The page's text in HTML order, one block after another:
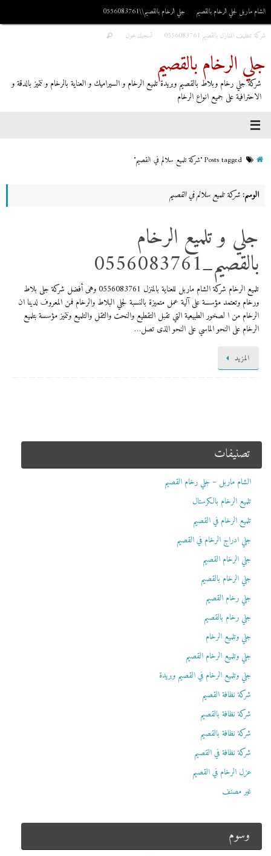
الشام ماربل لجلي الرخام بالقصيم
جلي الرخام بالقصيم\\0556083761
شركة تنظيف المنازل بالقصيم 0556083761
تسجيلدخول
جلي الرخام بالقصيم
شركة جلي رخام وبلاط بالقصيم وبريدة تلميع الرخام و السيراميك و العناية بالرخام و نتميز بالدقة و
الاحترافية على جميع انواع الرخام
Posts tagged "شركة تلميع سلالم في القصيم"
الوسم: شركة تلميع سلالم في القصيم
جلي و تلميع الرخام
بالقصيم_0556083761
تلميع الرخام شركة الشام ماربل للعناية بالمنزل 0556083761 وهى أفضل شركة جلى بلاط
ورخام وتعتمد مؤسسة على آلية عمل متميزة بالنسبة لجلي البلاط والرخام فمن المعروف لدينا ان
الرخام من ا لصخور الطبيعية التي تقبل التقطيع والنحت والثقل والتلميع ونتميز مؤسسة بتلميع
الرخام على النحو الماسي على النحو الذى تصل…
المزيد
تصنيفات
الشام ماربل – جلي رخام القصيم
تلميع الرخام بالكرستال
تلميع الرخام في القصيم
جلي ادراج الرخام في القصيم
جلي الرخام القصيم
جلي الرخام بالقصيم
جلي رخام القصيم
جلي رخام بالقصيم
جلي وتلميع الرخام
جلي وتلميع الرخام القصيم
جلي وتلميع الرخام في القصيم وبريدة
شركة نظافة القصيم
شركة نظافة بالقصيم
شركة نظافة بالقصيم
شركة نظافة في القصيم
عزل الرخام في القصيم
غير مصنف
وسوم